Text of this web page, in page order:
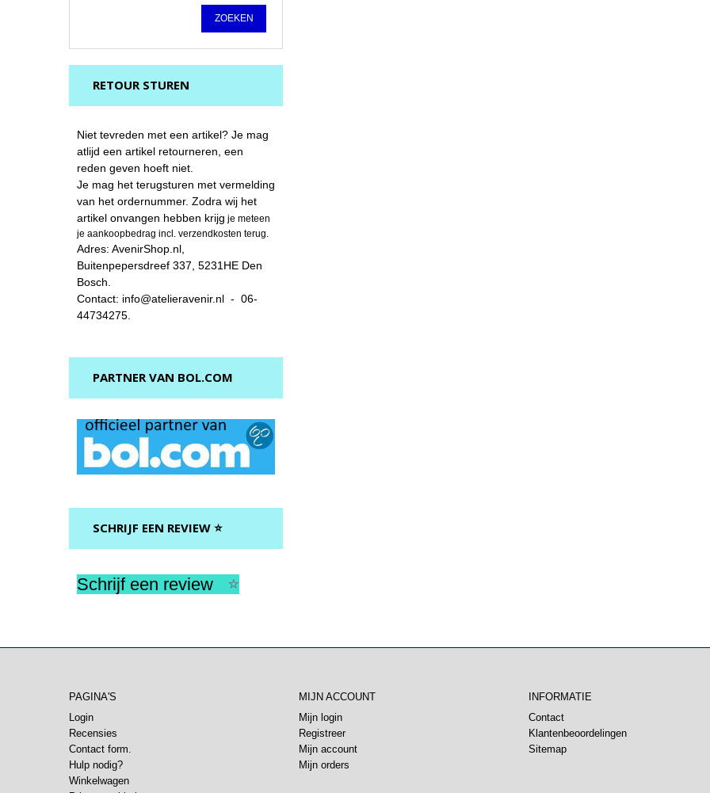
ZOEKEN
RETOUR STUREN
Niet tevreden met een artikel? Je mag
atlijd een artikel retourneren, een
reden geven hoeft niet.
Je mag het terugsturen met vermelding
van het ordernummer. Zodra wij het
artikel onvangen hebben krijg je meteen
je aankoopbedrag incl. verzendkosten terug.
Adres: AvenirShop.nl,
Buitenpepersdreef 337, 5231HE Den
Bosch.
Contact: info@atelieravenir.nl - 06-
44734275.
PARTNER VAN BOL.COM
SCHRIJF EEN REVIEW ⭐
Schrijf een review ⭐
PAGINA'S
Login
Recensies
Contact form.
Hulp nodig?
Winkelwagen
MIJN ACCOUNT
Mijn login
Registreer
Mijn account
Mijn orders
INFORMATIE
Contact
Klantenbeoordelingen
Sitemap